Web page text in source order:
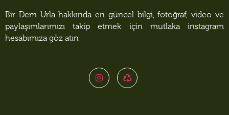
Bir Dem Urla hakkında en güncel bilgi, fotoğraf, video ve
paylaşımlarımızı takip etmek için mutlaka instagram
hesabımıza göz atın